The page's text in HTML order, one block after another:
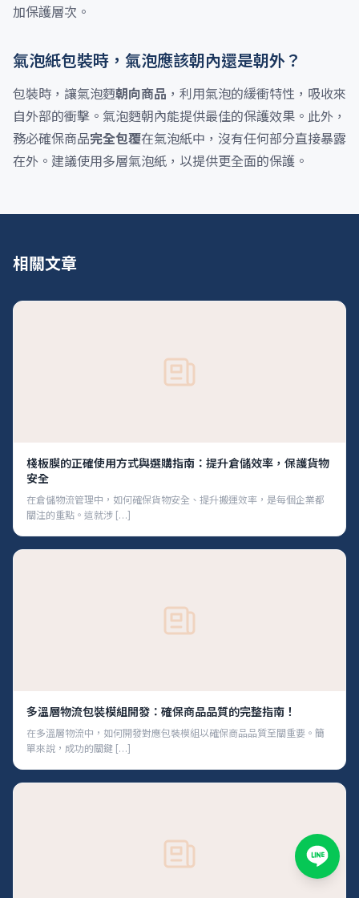
加保護層次。
氣泡紙包裝時，氣泡應該朝內還是朝外？
包裝時，讓氣泡麪朝向商品 ，利用氣泡的緩衝特性，吸收來
自外部的衝擊。氣泡麪朝內能提供最佳的保護效果。此外，
務必確保商品完全包覆在氣泡紙中，沒有任何部分直接暴露
在外。建議使用多層氣泡紙，以提供更全面的保護。
相關文章
棧板膜的正確使用方式與選購指南：提升倉儲效率，保護貨物
安全
在倉儲物流管理中，如何確保貨物安全、提升搬運效率，是每個企業都
關注的重點。這就涉 […]
多溫層物流包裝模組開發：確保商品品質的完整指南！
在多溫層物流中，如何開發對應包裝模組以確保商品品質至關重要。簡
單來說，成功的關鍵 […]